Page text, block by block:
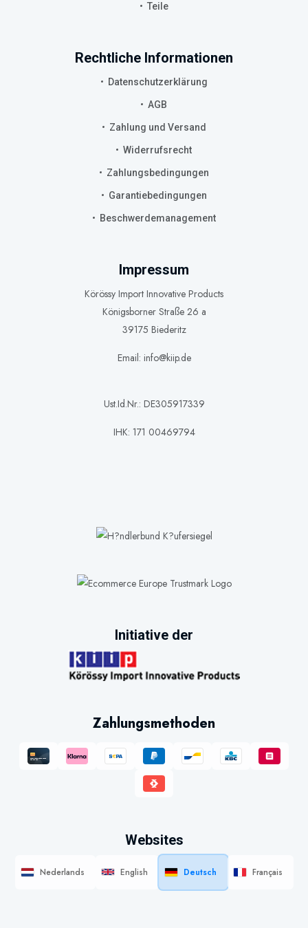
Teile
Rechtliche Informationen
Datenschutzerklärung
AGB
Zahlung und Versand
Widerrufsrecht
Zahlungsbedingungen
Garantiebedingungen
Beschwerdemanagement
Impressum
Körössy Import Innovative Products
Königsborner Straße 26 a
39175 Biederitz
Email: info@kiip.de
Ust.Id.Nr.: DE305917339
IHK: 171 00469794
Initiative der
Zahlungsmethoden
Websites
Nederlands English Deutsch Français